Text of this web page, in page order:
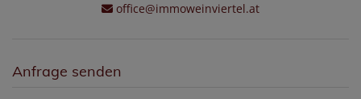
office@immoweinviertel.at
Anfrage senden